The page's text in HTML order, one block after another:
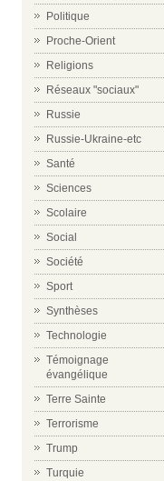
Politique
Proche-Orient
Religions
Réseaux "sociaux"
Russie
Russie-Ukraine-etc
Santé
Sciences
Scolaire
Social
Société
Sport
Synthèses
Technologie
Témoignage
évangélique
Terre Sainte
Terrorisme
Trump
Turquie